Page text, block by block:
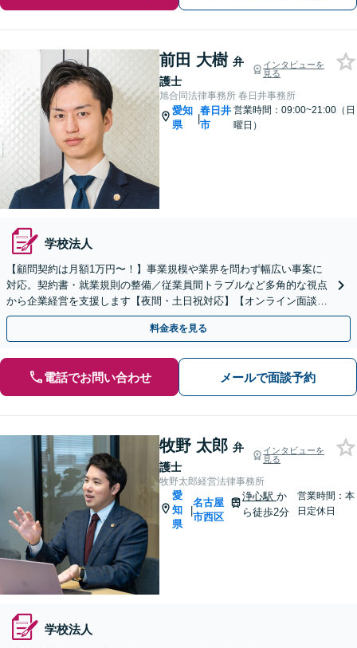
前田 大樹 弁
護士
インタビューを
見る
旭合同法律事務所 春日井事務所
愛知
県
|
春日井
市
営業時間：09:00~21:00（日
曜日）
学校法人
【顧問契約は月額1万円〜！】事業規模や業界を問わず幅広い事案に
対応。契約書・就業規則の整備／従業員間トラブルなど多角的な視点
から企業経営を支援します【夜間・土日祝対応】【オンライン面談
可】【完全個室】
料金表を見る
電話でお問い合わせ メールで面談予約
牧野 太郎 弁
護士
インタビューを
見る
牧野太郎経営法律事務所
愛
知
県
|
名古屋
市西区
浄心駅 か
ら徒歩2分
営業時間：本
日定休日
学校法人